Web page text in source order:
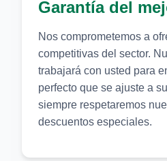
Garantía del
Nos comprometemos a
competitivas del sector.
trabajará con usted para
perfecto que se ajuste a
siempre respetaremos
descuentos especiales.